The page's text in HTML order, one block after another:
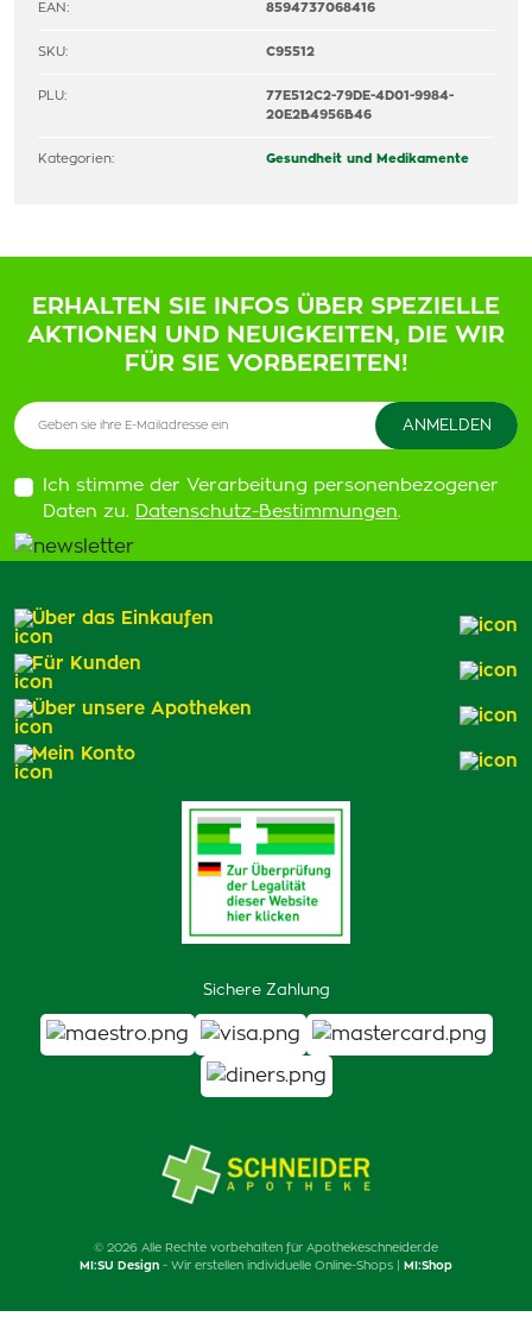
EAN: 8594737068416
SKU: C95512
PLU:
77E512C2-79DE-4D01-9984-
20E2B4956B46
Kategorien: Gesundheit und Medikamente
ERHALTEN SIE INFOS ÜBER SPEZIELLE
AKTIONEN UND NEUIGKEITEN, DIE WIR
FÜR SIE VORBEREITEN!
Ich stimme der Verarbeitung personenbezogener
Daten zu. Datenschutz-Bestimmungen.
Sichere Zahlung
Über das Einkaufen
Für Kunden
Über unsere Apotheken
Mein Konto
© 2026 Alle Rechte vorbehalten für Apothekeschneider.de
MI:SU Design - Wir erstellen individuelle Online-Shops | MI:Shop